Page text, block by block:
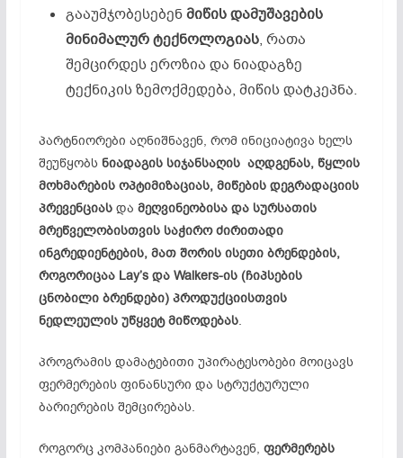
გააუმჯობესებენმიწისდამუშავების
მინიმალურტექნოლოგიას, რათა
შემცირდეს ეროზია და ნიადაგზე
ტექნიკის ზემოქმედება, მიწის დატკეპნა.
პარტნიორები აღნიშნავენ, რომ ინიციატივა ხელს
შეუწყობს ნიადაგის სიჯანსაღის აღდგენას, წყლის
მოხმარების ოპტიმიზაციას, მიწების დეგრადაციის
პრევენციასდა მეღვინეობისა და სურსათის
მრეწველობისთვის საჭირო ძირითადი
ინგრედიენტების, მათ შორის ისეთი ბრენდების,
როგორიცაა Lay’s დაWalkers-ის (ჩიპსების
ცნობილი ბრენდები) პროდუქციისთვის
ნედლეულის უწყვეტ მიწოდებას.
პროგრამის დამატებითი უპირატესობები მოიცავს
ფერმერების ფინანსური და სტრუქტურული
ბარიერების შემცირებას.
როგორც კომპანიები განმარტავენ, ფერმერებს